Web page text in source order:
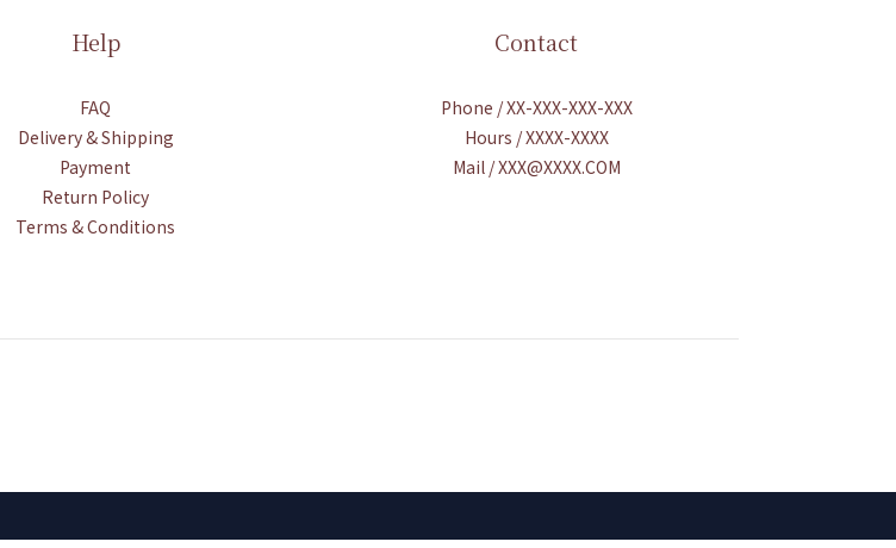
Help
FAQ
Delivery & Shipping
Payment
Return Policy
Terms & Conditions
Contact
Phone / XX-XXX-XXX-XXX
Hours / XXXX-XXXX
Mail / XXX@XXXX.COM